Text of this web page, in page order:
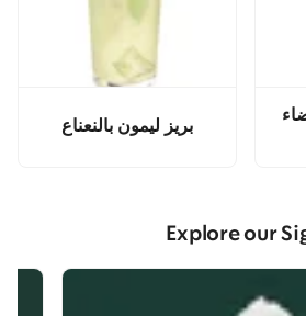
بريز ليمون بالنعناع
Explore our